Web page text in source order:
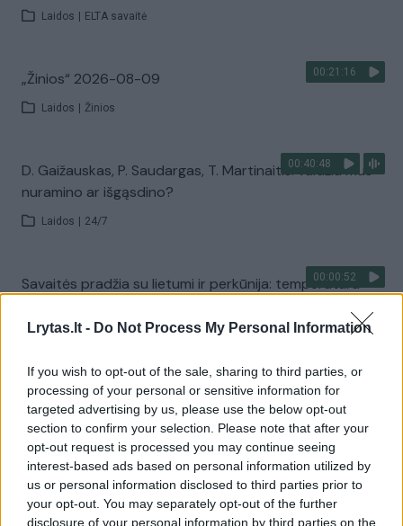
Lrytas.lt - Do Not Process My Personal Information
If you wish to opt-out of the sale, sharing to third parties, or
processing of your personal or sensitive information for
targeted advertising by us, please use the below opt-out
section to confirm your selection. Please note that after your
opt-out request is processed you may continue seeing
interest-based ads based on personal information utilized by
us or personal information disclosed to third parties prior to
your opt-out. You may separately opt-out of the further
disclosure of your personal information by third parties on the
Laidos ELTA savaitė
00:21:16
„Žinios“ 2026-08-09
Laidos Žinios
00:40:48
D. Gaižauskas, P. Saudargas, T. Martinaitis: valdžia mus
nuramino ar išgąsdino?
Laidos 24/7
00:00:52
Savaitės pradžia su lietumi ir perkūnija: temperatūra
Žinios | Orai
Visi įrašai
Žiūrimiausi įrašai